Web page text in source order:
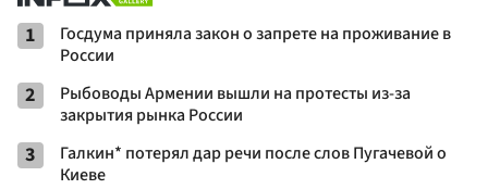
1
Госдума приняла закон о запрете на проживание в
России
2
Рыбоводы Армении вышли на протесты из-за
закрытия рынка России
3
Галкин* потерял дар речи после слов Пугачевой о
Киеве